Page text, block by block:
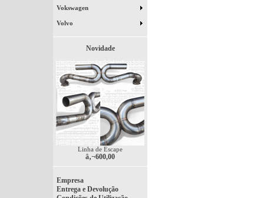
Vokswagen
Volvo
Novidade
Linha de Escape
â‚¬600,00
Empresa
Entrega e Devolução